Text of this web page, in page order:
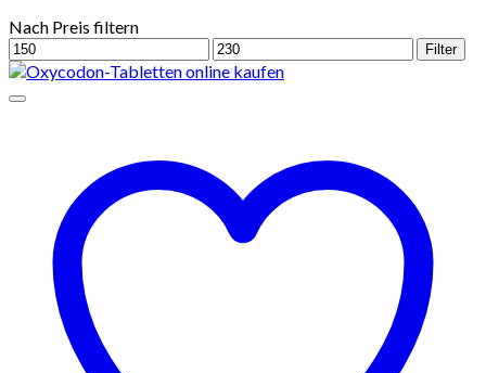
Nach Preis filtern
Min.
Preis
Max.
Preis
Filter